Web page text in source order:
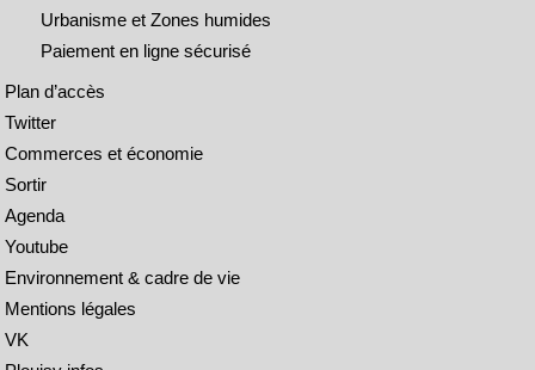
Urbanisme et Zones humides
Paiement en ligne sécurisé
Plan d’accès
Twitter
Commerces et économie
Sortir
Agenda
Youtube
Environnement & cadre de vie
Mentions légales
VK